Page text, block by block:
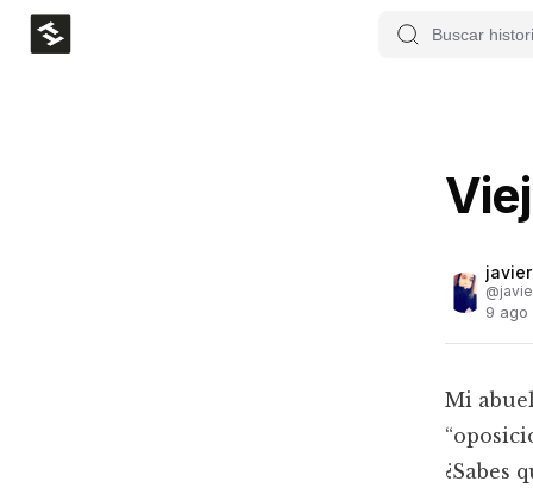
@
9 ago
Mi
¿Sabes